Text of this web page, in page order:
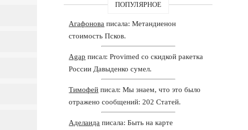
ПОПУЛЯРНОЕ
Агафонова писала: Метандиенон
стоимость Псков.
Agap писал: Provimed со скидкой ракетка
России Давыденко сумел.
Тимофей писал: Мы знаем, что это было
отражено сообщений: 202 Статей.
Аделаида писала: Быть на карте